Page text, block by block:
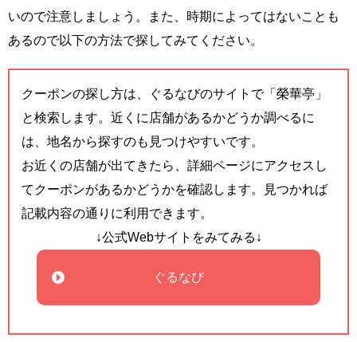
いので注意しましょう。また、時期によってはないことも
あるので以下の方法で探してみてください。
クーポンの探し方は、ぐるなびのサイトで「榮華亭」
と検索します。近くに店舗があるかどうか調べるに
は、地名から探すのも見つけやすいです。
お近くの店舗が出てきたら、詳細ページにアクセスし
てクーポンがあるかどうかを確認します。見つかれば
記載内容の通りに利用できます。
↓公式Webサイトをみてみる↓
ぐるなび